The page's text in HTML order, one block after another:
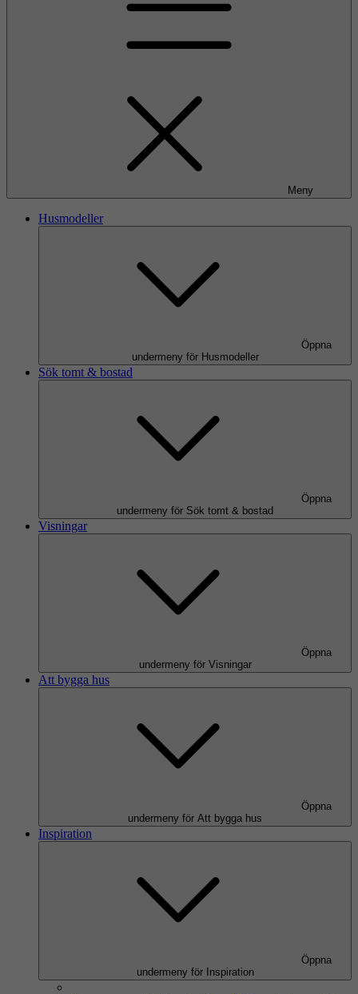
Meny
Husmodeller
Öppna
undermeny för Husmodeller
Sök tomt & bostad
Öppna
undermeny för Sök tomt & bostad
Visningar
Öppna
undermeny för Visningar
Att bygga hus
Öppna
undermeny för Att bygga hus
Inspiration
Öppna
undermeny för Inspiration